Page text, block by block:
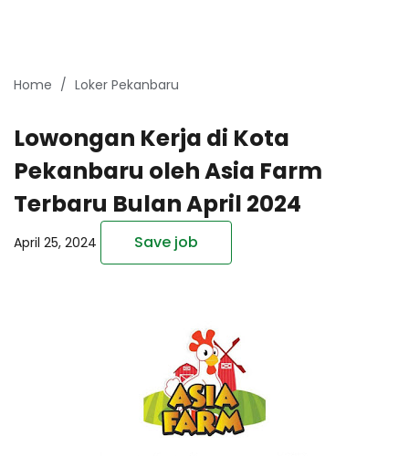
Home Loker Pekanbaru
Lowongan Kerja di Kota
Pekanbaru oleh Asia Farm
Terbaru Bulan April 2024
April 25, 2024 Save job